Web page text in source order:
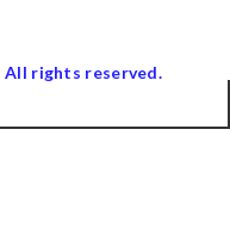
All rights reserved.